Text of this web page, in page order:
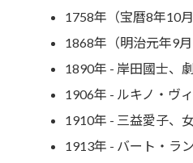
1758年（宝暦8年10
1868年（明治元年9
1890年 - 岸田國士、
1906年 - ルキノ・ヴ
1910年 - 三益愛子、
1913年 - バート・ラ